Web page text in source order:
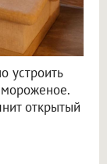
устроить
мороженое.
открытый